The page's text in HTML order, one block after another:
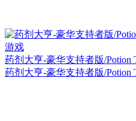
药剂大亨-豪华支持者版/Potion
药剂大亨-豪华支持者版/Potion